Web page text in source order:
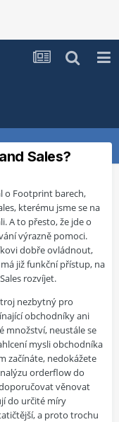
Sales?
o Footprint barech,
kterému jsme se na
A to přesto, že jde o
výrazně pomoci.
dobře ovládnout,
již funkční přístup, na
rozvíjet.
nezbytný pro
obchodníky ani
množství, neustále se
mysli obchodníka
začínáte, nedokážete
orderflow do
věnovat
do určité míry
a proto trochu